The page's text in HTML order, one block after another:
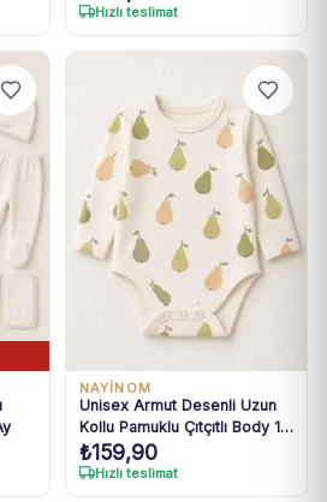
Hızlı teslimat
NAYİNOM
Unisex Armut Desenli Uzun
Kollu Pamuklu Çıtçıtlı Body 1-
9 Ay
₺159,90
Hızlı teslimat